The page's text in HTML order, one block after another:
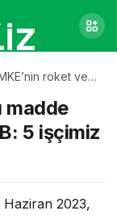
roket ve
MSB: 5
şehit oldu
madde
5 işçimiz
Haziran 2023,
0